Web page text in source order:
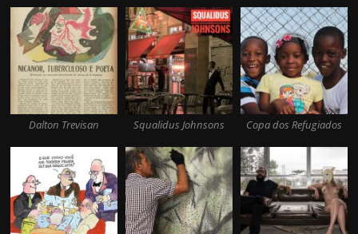
Dalton Trevisan Squalidus Johnsons Copa dos Refugiados